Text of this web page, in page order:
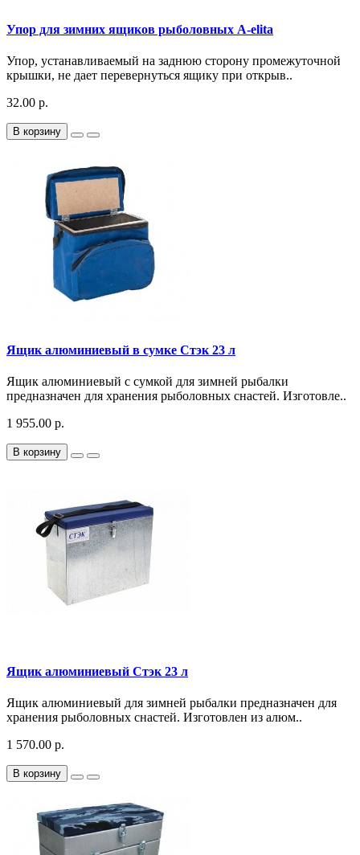
Упор для зимних ящиков рыболовных A-elita
Упор, устанавливаемый на заднюю сторону промежуточной
крышки, не дает перевернуться ящику при открыв..
32.00 р.
В корзину
Ящик алюминиевый в сумке Стэк 23 л
Ящик алюминиевый с сумкой для зимней рыбалки
предназначен для хранения рыболовных снастей. Изготовле..
1 955.00 р.
В корзину
Ящик алюминиевый Стэк 23 л
Ящик алюминиевый для зимней рыбалки предназначен для
хранения рыболовных снастей. Изготовлен из алюм..
1 570.00 р.
В корзину